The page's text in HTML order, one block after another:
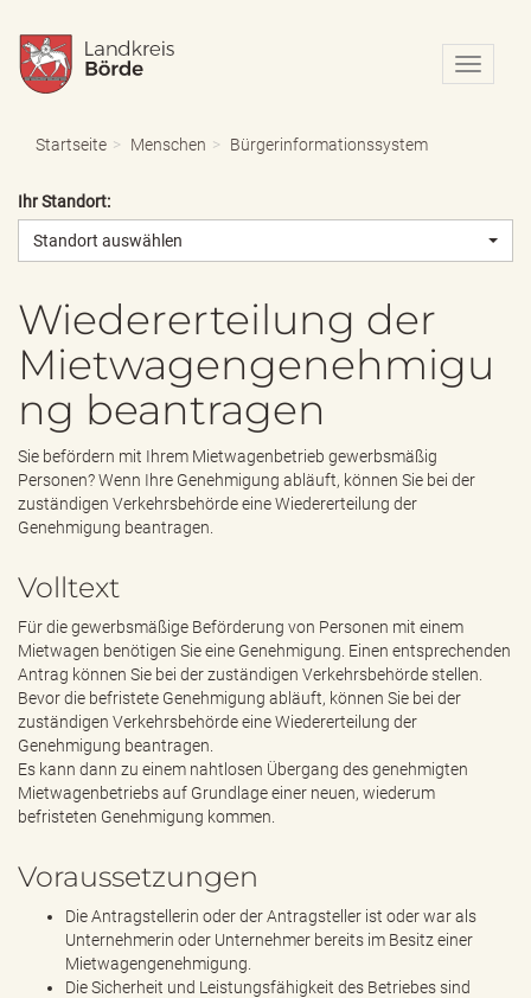
N
a
o
-
b
Startseite Menschen Bürgerinformationssystem
Ihr Standort:
Standort auswählen
Wiedererteilung der
Mietwagengenehmigu
ng beantragen
Sie befördern mit Ihrem Mietwagenbetrieb gewerbsmäßig
Personen? Wenn Ihre Genehmigung abläuft, können Sie bei der
zuständigen Verkehrsbehörde eine Wiedererteilung der
Genehmigung beantragen.
Volltext
Für die gewerbsmäßige Beförderung von Personen mit einem
Mietwagen benötigen Sie eine Genehmigung. Einen entsprechenden
Antrag können Sie bei der zuständigen Verkehrsbehörde stellen.
Bevor die befristete Genehmigung abläuft, können Sie bei der
zuständigen Verkehrsbehörde eine Wiedererteilung der
Genehmigung beantragen.
Es kann dann zu einem nahtlosen Übergang des genehmigten
Mietwagenbetriebs auf Grundlage einer neuen, wiederum
befristeten Genehmigung kommen.
Voraussetzungen
Die Antragstellerin oder der Antragsteller ist oder war als
Unternehmerin oder Unternehmer bereits im Besitz einer
Mietwagengenehmigung.
Die Sicherheit und Leistungsfähigkeit des Betriebes sind